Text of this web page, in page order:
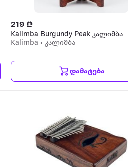
219 ₾
Kalimba Burgundy Peak კალიმბა
Kalimba • კალიმბა
დამატება